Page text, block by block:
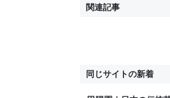
関連記事
同じサイトの新着